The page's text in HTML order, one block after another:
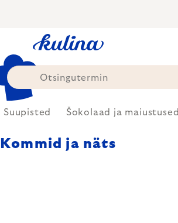
Suupisted Šokolaad ja maiustused
Kommid ja näts